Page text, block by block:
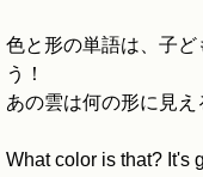
色と形の単語は、子
う！
あの雲は何の形に見
What color is that? It's